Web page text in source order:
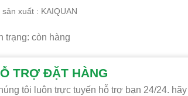
sản xuất : KAIQUAN
trạng: còn hàng
TRỢ ĐẶT HÀNG
tôi luôn trực tuyến hỗ trợ bạn 24/24. hãy